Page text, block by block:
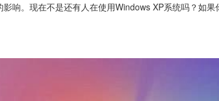
响。现在不是还有人在使用Windows XP系统吗？如